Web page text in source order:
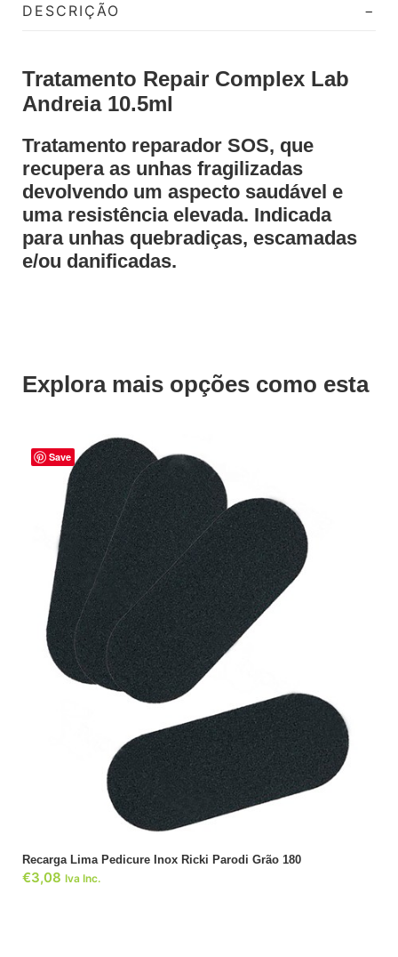
DESCRIÇÃO
Tratamento Repair Complex Lab
Andreia 10.5ml
Tratamento reparador SOS, que
recupera as unhas fragilizadas
devolvendo um aspecto saudável e
uma resistência elevada. Indicada
para unhas quebradiças, escamadas
e/ou danificadas.
Explora mais opções como esta
Save
ADICIONAR
Recarga Lima Pedicure Inox Ricki Parodi Grão 180
€3,08 Iva Inc.